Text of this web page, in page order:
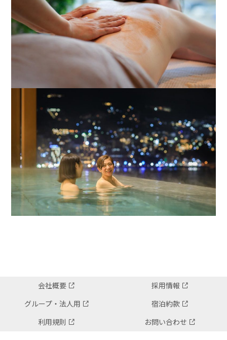
会社概要
採用情報
グループ・法人用
宿泊約款
利用規則
お問い合わせ